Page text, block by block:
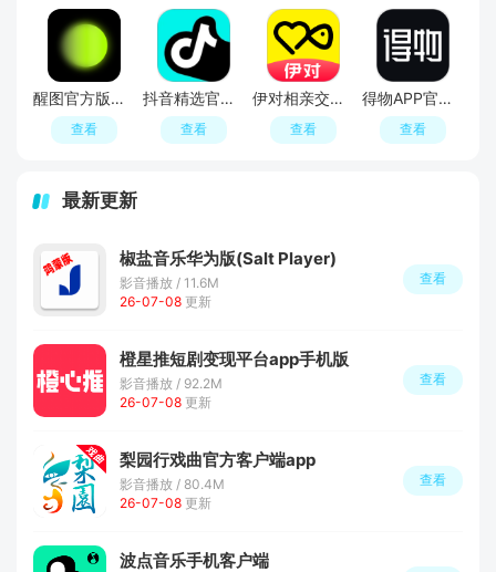
醒图官方版官方入口
查看
抖音精选官方正版新版本
查看
伊对相亲交友平台官方APP
查看
得物APP官方正版
查看
最新更新
椒盐音乐华为版(Salt Player)
影音播放 / 11.6M
26-07-08 更新
查看
橙星推短剧变现平台app手机版
影音播放 / 92.2M
26-07-08 更新
查看
梨园行戏曲官方客户端app
影音播放 / 80.4M
26-07-08 更新
查看
波点音乐手机客户端